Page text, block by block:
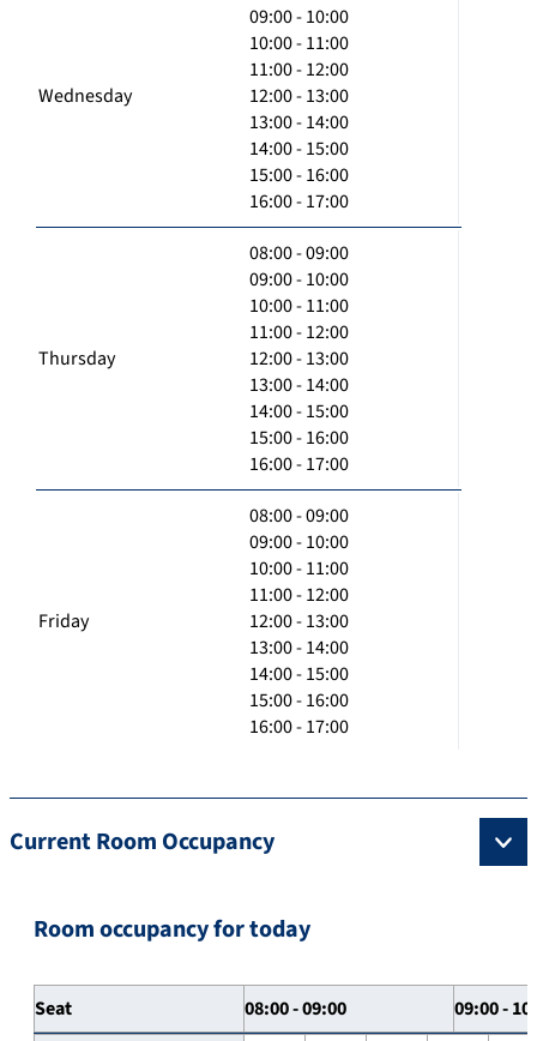
Wednesday
09:00 - 10:00
10:00 - 11:00
11:00 - 12:00
12:00 - 13:00
13:00 - 14:00
14:00 - 15:00
15:00 - 16:00
16:00 - 17:00
Thursday
08:00 - 09:00
09:00 - 10:00
10:00 - 11:00
11:00 - 12:00
12:00 - 13:00
13:00 - 14:00
14:00 - 15:00
15:00 - 16:00
16:00 - 17:00
Friday
08:00 - 09:00
09:00 - 10:00
10:00 - 11:00
11:00 - 12:00
12:00 - 13:00
13:00 - 14:00
14:00 - 15:00
15:00 - 16:00
16:00 - 17:00
Current Room Occupancy
Room occupancy for today
Seat 08:00 - 09:00 09:00 -